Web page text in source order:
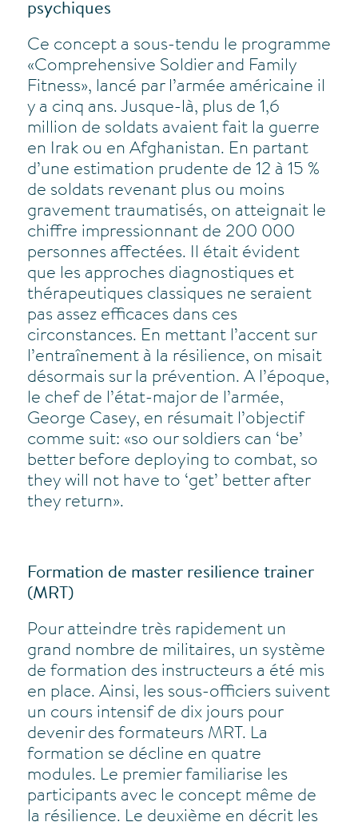
psychiques
Ce concept a sous-tendu le programme
«Comprehensive Soldier and Family
Fitness», lancé par l’armée américaine il
y a cinq ans. Jusque-là, plus de 1,6
million de soldats avaient fait la guerre
en Irak ou en Afghanistan. En partant
d’une estimation prudente de 12 à 15 %
de soldats revenant plus ou moins
gravement traumatisés, on atteignait le
chiffre impressionnant de 200 000
personnes affectées. Il était évident
que les approches diagnostiques et
thérapeutiques classiques ne seraient
pas assez efficaces dans ces
circonstances. En mettant l’accent sur
l’entraînement à la résilience, on misait
désormais sur la prévention. A l’époque,
le chef de l’état-major de l’armée,
George Casey, en résumait l’objectif
comme suit: «so our soldiers can ‘be’
better before deploying to combat, so
they will not have to ‘get’ better after
they return».
Formation de master resilience trainer
(MRT)
Pour atteindre très rapidement un
grand nombre de militaires, un système
de formation des instructeurs a été mis
en place. Ainsi, les sous-officiers suivent
un cours intensif de dix jours pour
devenir des formateurs MRT. La
formation se décline en quatre
modules. Le premier familiarise les
participants avec le concept même de
la résilience. Le deuxième en décrit les